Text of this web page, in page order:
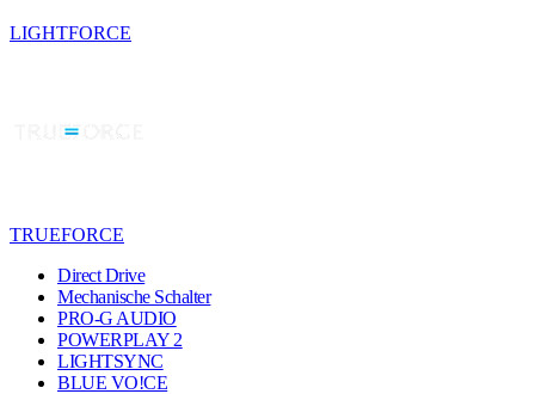
LIGHTFORCE
TRUEFORCE
Direct Drive
Mechanische Schalter
PRO-G AUDIO
POWERPLAY 2
LIGHTSYNC
BLUE VO!CE